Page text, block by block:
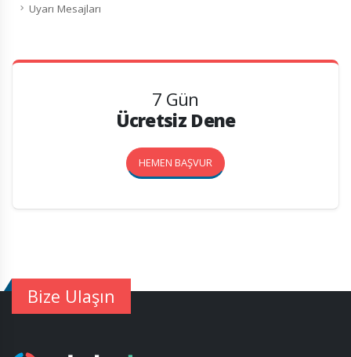
Uyarı Mesajları
7 Gün
Ücretsiz Dene
HEMEN BAŞVUR
Bize Ulaşın